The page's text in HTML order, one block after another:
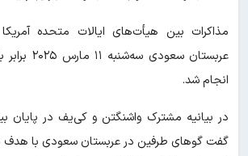
مذاکرات بین هیأت‌های ایالات متحده
انجام شد.
در بیانیه مشترک واشنگتن و کی‌یف در
گفت گوهای طرفین در عربستان سعودی با هدف